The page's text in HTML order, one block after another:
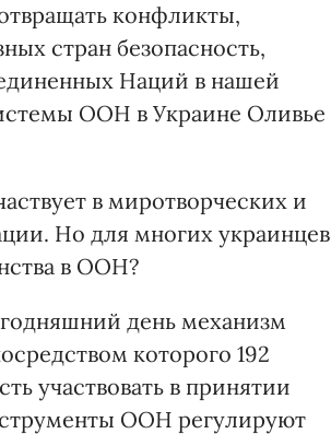
конфликты,
стран безопасность,
Наций в нашей
ООН в Украине Оливье
в миротворческих и
Но для многих украинцев
в ООН?
день механизм
которого 192
участвовать в принятии
ООН регулируют